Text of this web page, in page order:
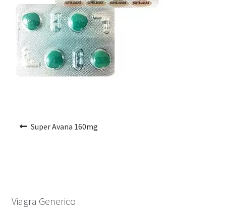
Comment choisir?
Base de données de produits
D’accord
Panier
Super Avana 160mg
Viagra Generico